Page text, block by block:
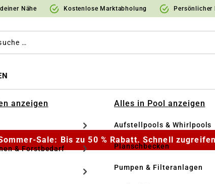
Nähe Kostenlose Marktabholung Persönlicher
anzeigen
& Forstbedarf
Alles in Pool anzeigen
Aufstellpools & Whirlpools
Planschbecken
Pumpen & Filteranlagen
Sale: Bis zu 50 % Rabatt. Schnell